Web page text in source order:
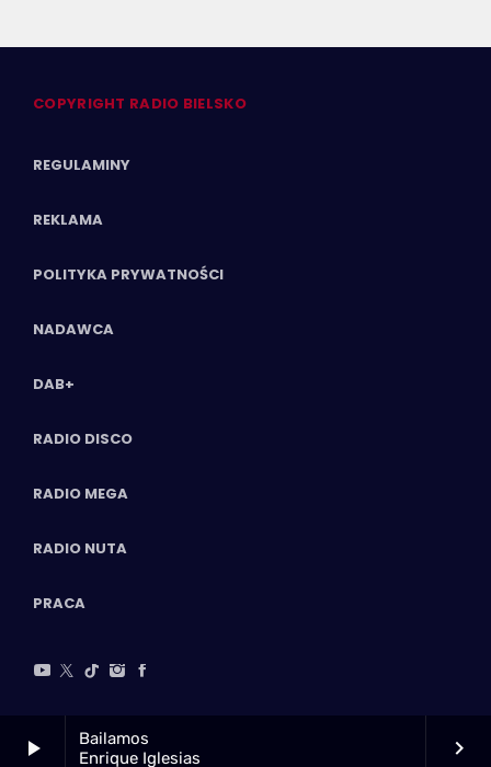
play_arrow
Bailamos
Enrique Iglesias
keyboard_arrow_right
COPYRIGHT RADIO BIELSKO
REGULAMINY
REKLAMA
POLITYKA PRYWATNOŚCI
NADAWCA
DAB+
RADIO DISCO
RADIO MEGA
RADIO NUTA
PRACA